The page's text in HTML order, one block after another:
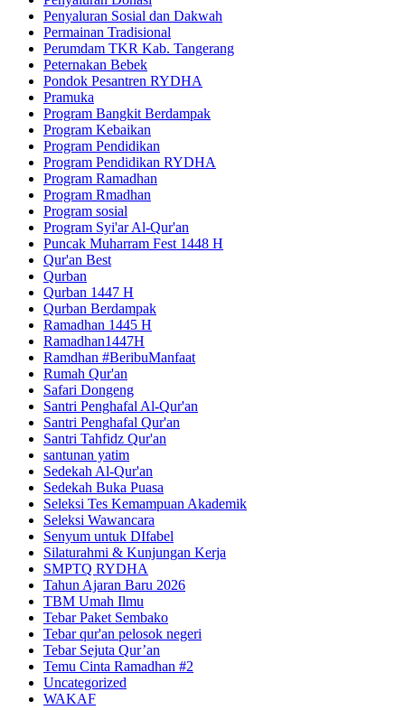
Penyaluran Sosial dan Dakwah
Permainan Tradisional
Perumdam TKR Kab. Tangerang
Peternakan Bebek
Pondok Pesantren RYDHA
Pramuka
Program Bangkit Berdampak
Program Kebaikan
Program Pendidikan
Program Pendidikan RYDHA
Program Ramadhan
Program Rmadhan
Program sosial
Program Syi'ar Al-Qur'an
Puncak Muharram Fest 1448 H
Qur'an Best
Qurban
Qurban 1447 H
Qurban Berdampak
Ramadhan 1445 H
Ramadhan1447H
Ramdhan #BeribuManfaat
Rumah Qur'an
Safari Dongeng
Santri Penghafal Al-Qur'an
Santri Penghafal Qur'an
Santri Tahfidz Qur'an
santunan yatim
Sedekah Al-Qur'an
Sedekah Buka Puasa
Seleksi Tes Kemampuan Akademik
Seleksi Wawancara
Senyum untuk DIfabel
Silaturahmi & Kunjungan Kerja
SMPTQ RYDHA
Tahun Ajaran Baru 2026
TBM Umah Ilmu
Tebar Paket Sembako
Tebar qur'an pelosok negeri
Tebar Sejuta Qur’an
Temu Cinta Ramadhan #2
Uncategorized
WAKAF